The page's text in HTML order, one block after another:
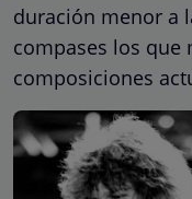
duración menor a
compases los que
composiciones